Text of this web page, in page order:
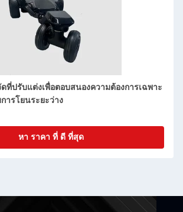
บริการแปรรูปเครื่องมือวัดความแม่นยํา